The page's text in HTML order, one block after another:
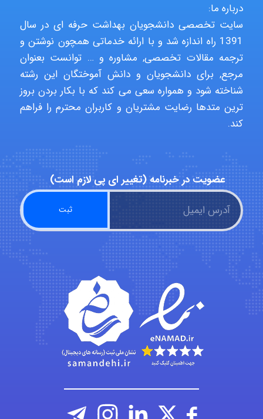
fahimeh sheibani
HaddadiMahsa
Niloofar
USER124
malekf
abolfazlkoshehe
abolfazlkoshehe
درباره ما:
سایت تخصصی دانشجویان بهداشت حرفه ای در سال
1391 راه اندازه شد و با ارائه خدماتی همچون نوشتن و
ترجمه مقالات تخصصی, مشاوره و … توانست بعنوان
مرجع, برای دانشجویان و دانش آموختگان این رشته
شناخته شود و همواره سعی می کند که با بکار بردن بروز
ترین متدها رضایت مشتریان و کاربران محترم را فراهم
کند.
عضویت در خبرنامه (تغییر ای پی لازم است)